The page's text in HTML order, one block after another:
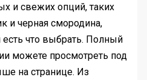
и свежих опций, таких
и черная смородина,
что выбрать. Полный
можете просмотреть под
на странице. Из